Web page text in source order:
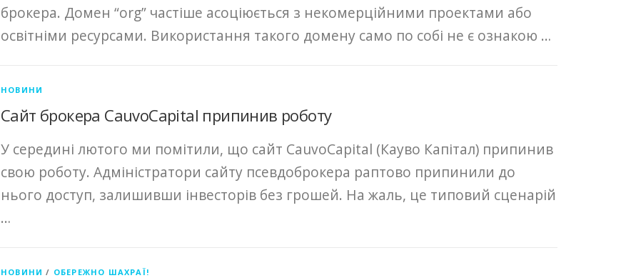
брокера. Домен “org” частіше асоціюється з некомерційними проектами або
освітніми ресурсами. Використання такого домену само по собі не є ознакою …
НОВИНИ
Сайт брокера CauvoCapital припинив роботу
У середині лютого ми помітили, що сайт CauvoCapital (Кауво Капітал) припинив
свою роботу. Адміністратори сайту псевдоброкера раптово припинили до
нього доступ, залишивши інвесторів без грошей. На жаль, це типовий сценарій
…
НОВИНИ / ОБЕРЕЖНО ШАХРАЇ!